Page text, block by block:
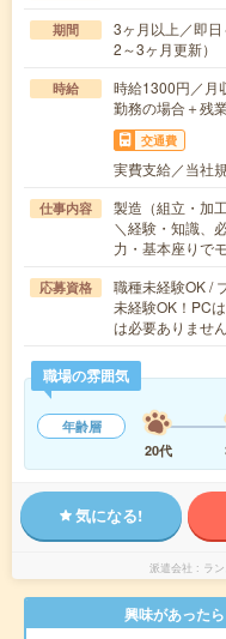
期間
3ヶ月以上／即
2～3ヶ月更新）
時給
時給1300円／月
勤務の場合＋残
交通費
実費支給／当社規
仕事内容
製造（組立・加工
＼経験・知識、
力・基本座りで
応募資格
職種未経験OK /
未経験OK！PC
は必要ありませ
職場の雰囲気
年齢層
20代
気になる!
派遣会社 ラ
興味があった